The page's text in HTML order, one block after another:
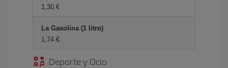
1,30
La Gasolina (1 litro)
1,74
Deporte y Ocio